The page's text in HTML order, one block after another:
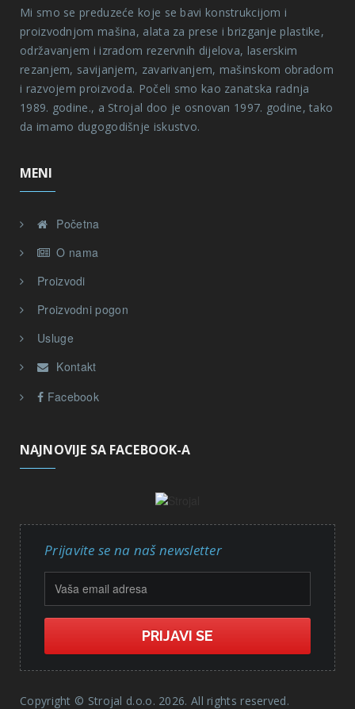
Mi smo se preduzeće koje se bavi konstrukcijom i
proizvodnjom mašina, alata za prese i brizganje plastike,
održavanjem i izradom rezervnih dijelova, laserskim
rezanjem, savijanjem, zavarivanjem, mašinskom obradom
i razvojem proizvoda. Počeli smo kao zanatska radnja
1989. godine., a Strojal doo je osnovan 1997. godine, tako
da imamo dugogodišnje iskustvo.
MENI
Početna
O nama
Proizvodi
Proizvodni pogon
Usluge
Kontakt
Facebook
NAJNOVIJE SA FACEBOOK-A
Prijavite se na naš newsletter
Copyright © Strojal d.o.o. 2026. All rights reserved.